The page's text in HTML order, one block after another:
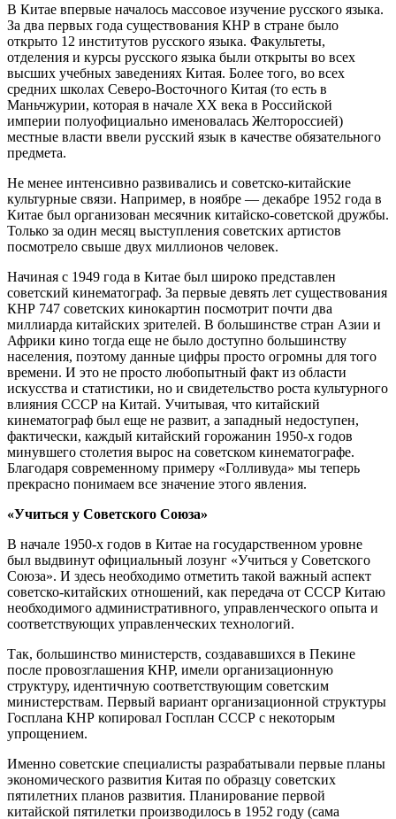
В Китае впервые началось массовое изучение русского языка.
За два первых года существования КНР в стране было
открыто 12 институтов русского языка. Факультеты,
отделения и курсы русского языка были открыты во всех
высших учебных заведениях Китая. Более того, во всех
средних школах Северо-Восточного Китая (то есть в
Маньчжурии, которая в начале ХХ века в Российской
империи полуофициально именовалась Желтороссией)
местные власти ввели русский язык в качестве обязательного
предмета.
Не менее интенсивно развивались и советско-китайские
культурные связи. Например, в ноябре — декабре 1952 года в
Китае был организован месячник китайско-советской дружбы.
Только за один месяц выступления советских артистов
посмотрело свыше двух миллионов человек.
Начиная с 1949 года в Китае был широко представлен
советский кинематограф. За первые девять лет существования
КНР 747 советских кинокартин посмотрит почти два
миллиарда китайских зрителей. В большинстве стран Азии и
Африки кино тогда еще не было доступно большинству
населения, поэтому данные цифры просто огромны для того
времени. И это не просто любопытный факт из области
искусства и статистики, но и свидетельство роста культурного
влияния СССР на Китай. Учитывая, что китайский
кинематограф был еще не развит, а западный недоступен,
фактически, каждый китайский горожанин 1950-х годов
минувшего столетия вырос на советском кинематографе.
Благодаря современному примеру «Голливуда» мы теперь
прекрасно понимаем все значение этого явления.
«Учиться у Советского Союза»
В начале 1950-х годов в Китае на государственном уровне
был выдвинут официальный лозунг «Учиться у Советского
Союза». И здесь необходимо отметить такой важный аспект
советско-китайских отношений, как передача от СССР Китаю
необходимого административного, управленческого опыта и
соответствующих управленческих технологий.
Так, большинство министерств, создававшихся в Пекине
после провозглашения КНР, имели организационную
структуру, идентичную соответствующим советским
министерствам. Первый вариант организационной структуры
Госплана КНР копировал Госплан СССР с некоторым
упрощением.
Именно советские специалисты разрабатывали первые планы
экономического развития Китая по образцу советских
пятилетних планов развития. Планирование первой
китайской пятилетки производилось в 1952 году (сама